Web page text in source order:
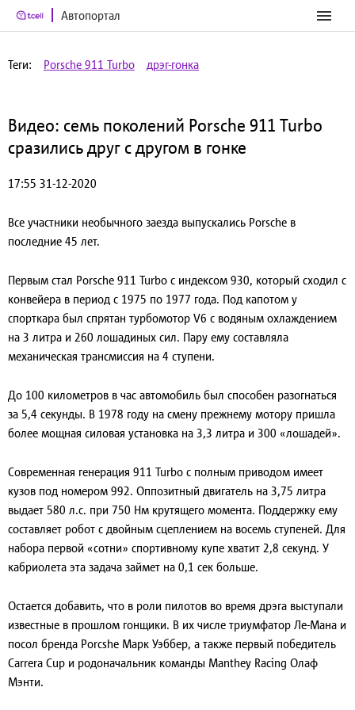
Автопортал
Теги: Porsche 911 Turbo дрэг-гонка
Видео: семь поколений Porsche 911 Turbo
сразились друг с другом в гонке
17:55 31-12-2020
Все участники необычного заезда выпускались Porsche в
последние 45 лет.
Первым стал Porsche 911 Turbo с индексом 930, который сходил с
конвейера в период с 1975 по 1977 года. Под капотом у
спорткара был спрятан турбомотор V6 c водяным охлаждением
на 3 литра и 260 лошадиных сил. Пару ему составляла
механическая трансмиссия на 4 ступени.
До 100 километров в час автомобиль был способен разогнаться
за 5,4 секунды. В 1978 году на смену прежнему мотору пришла
более мощная силовая установка на 3,3 литра и 300 «лошадей».
Современная генерация 911 Turbo с полным приводом имеет
кузов под номером 992. Оппозитный двигатель на 3,75 литра
выдает 580 л.с. при 750 Нм крутящего момента. Поддержку ему
составляет робот с двойным сцеплением на восемь ступеней. Для
набора первой «сотни» спортивному купе хватит 2,8 секунд. У
кабриолета эта задача займет на 0,1 сек больше.
Остается добавить, что в роли пилотов во время дрэга выступали
известные в прошлом гонщики. В их числе триумфатор Ле-Мана и
посол бренда Porcshe Марк Уэббер, а также первый победитель
Carrera Cup и родоначальник команды Manthey Racing Олаф
Мэнти.